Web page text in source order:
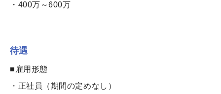
・400万～600万
待遇
■雇用形態
・正社員（期間の定めなし）